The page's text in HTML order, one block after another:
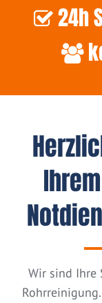
24h
Wir sind Ihre